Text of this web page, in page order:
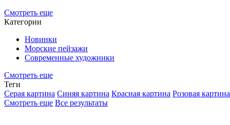
Смотреть еще
Категории
Новинки
Морские пейзажи
Современные художники
Смотреть еще
Теги
Серая картина Синяя картина Красная картина Розовая картина
Смотреть еще Все результаты